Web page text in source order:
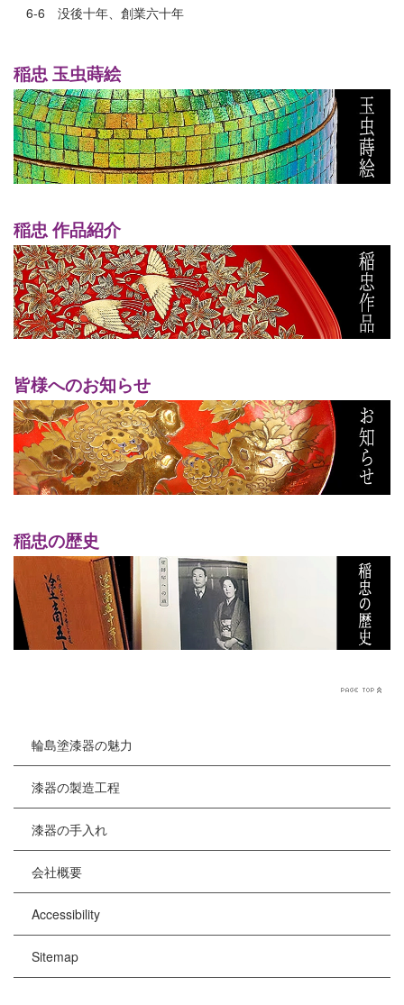
6-6 没後十年、創業六十年
稲忠 玉虫蒔絵
稲忠 作品紹介
皆様へのお知らせ
稲忠の歴史
輪島塗漆器の魅力
漆器の製造工程
漆器の手入れ
会社概要
Accessibility
Sitemap